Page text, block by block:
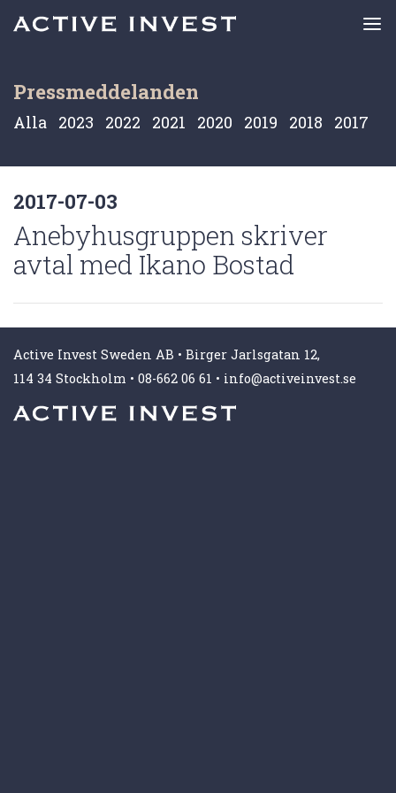
Pressmeddelanden
Alla 2023 2022 2021 2020 2019 2018 2017
2017-07-03
Anebyhusgruppen skriver
avtal med Ikano Bostad
Active Invest Sweden AB • Birger Jarlsgatan 12,
114 34 Stockholm • 08-662 06 61 • info@activeinvest.se